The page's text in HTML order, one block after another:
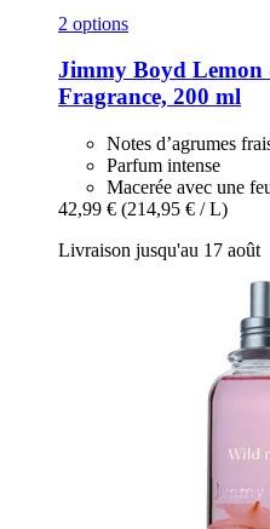
2 options
Jimmy Boyd Lemon
Fragrance, 200 ml
Notes d’agrumes
Parfum intense
Macerée avec une
42,99 € (214,95 € / L)
Livraison jusqu'au 17 août